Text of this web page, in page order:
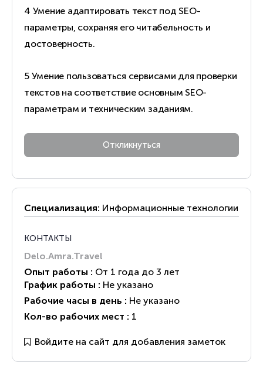
4 Умение адаптировать текст под SEO-
параметры, сохраняя его читабельность и
достоверность.
5 Умение пользоваться сервисами для проверки
текстов на соответствие основным SEO-
параметрам и техническим заданиям.
Специализация: Информационные технологии
КОНТАКТЫ
Delo.Amra.Travel
Опыт работы : От 1 года до 3 лет
График работы : Не указано
Рабочие часы в день : Не указано
Кол-во рабочих мест : 1
Войдите на сайт для добавления заметок